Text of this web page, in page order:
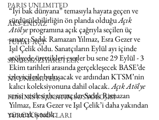
PARIS UNLIMITED
AKS-ENDAZ
TUHAF AÇI
SINIRSIZ ZİYARETLER
NY UNLIMITED
FEMİNİST SANATIN SOSYOLOJİSİ
YÜRÜYÜŞ NOTLARI
“İyi bak dünyana” temasıyla hayata geçen ve
sürdürülebilirliğin ön planda olduğu Açık
Atölye programına açık çağrıyla seçilen üç
sanatçı Sadık Ramazan Yılmaz, Esra Gezer ve
Işıl Çelik oldu. Sanatçıların Eylül ayı içinde
atölyede ürettikleri eserler bu sene 29 Eylül - 3
Ekim tarihleri arasında gerçekleşecek BASE’de
izleyicilerle buluşacak ve ardından KTSM’nin
kalıcı koleksiyonuna dahil olacak. Açık Atölye
serisi vesilesiyle sanatçılar Sadık Ramazan
Yılmaz, Esra Gezer ve Işıl Çelik’i daha yakından
tanımak istedik.